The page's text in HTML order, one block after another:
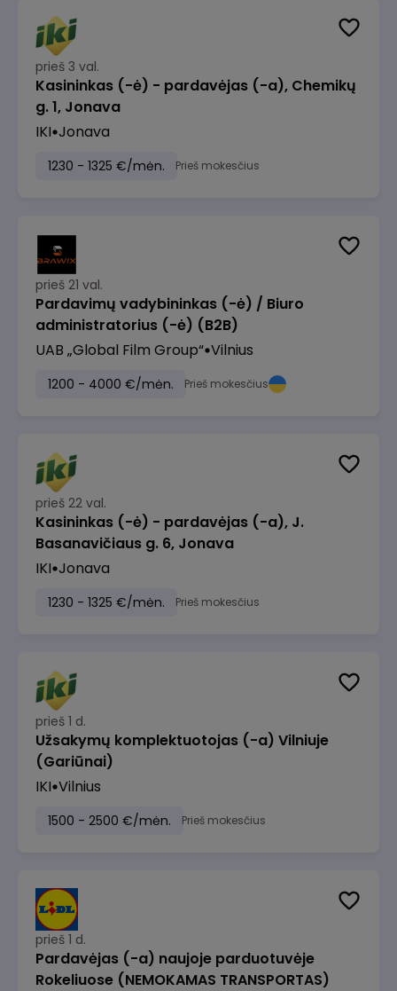
prieš 3 val.
Kasininkas (-ė) - pardavėjas (-a), Chemikų
g. 1, Jonava
IKI Jonava
1230 - 1325 €/mėn. Prieš mokesčius
prieš 21 val.
Pardavimų vadybininkas (-ė) / Biuro
administratorius (-ė) (B2B)
UAB „Global Film Group“ Vilnius
1200 - 4000 €/mėn. Prieš mokesčius
prieš 22 val.
Kasininkas (-ė) - pardavėjas (-a), J.
Basanavičiaus g. 6, Jonava
IKI Jonava
1230 - 1325 €/mėn. Prieš mokesčius
prieš 1 d.
Užsakymų komplektuotojas (-a) Vilniuje
(Gariūnai)
IKI Vilnius
1500 - 2500 €/mėn. Prieš mokesčius
prieš 1 d.
Pardavėjas (-a) naujoje parduotuvėje
Rokeliuose (NEMOKAMAS TRANSPORTAS)